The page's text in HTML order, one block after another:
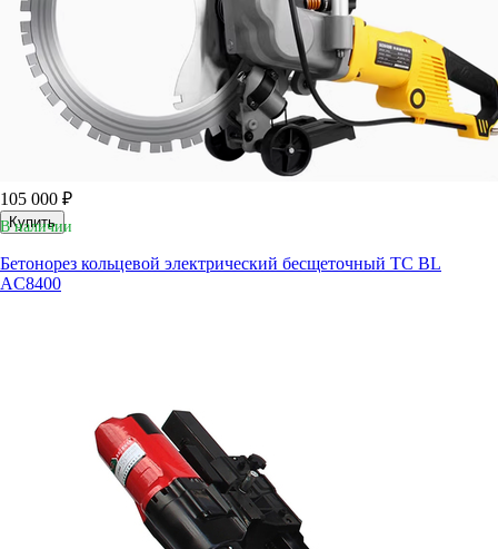
105 000 ₽
Купить
В наличии
Бетонорез кольцевой электрический бесщеточный TC BL
AC8400